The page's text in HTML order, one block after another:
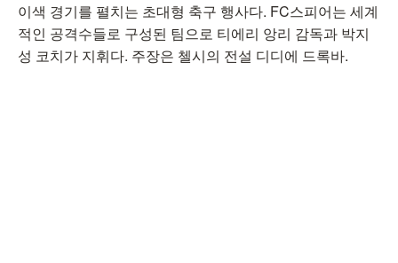
이색 경기를 펼치는 초대형 축구 행사다. FC스피어는 세계
적인 공격수들로 구성된 팀으로 티에리 앙리 감독과 박지
성 코치가 지휘다. 주장은 첼시의 전설 디디에 드록바.